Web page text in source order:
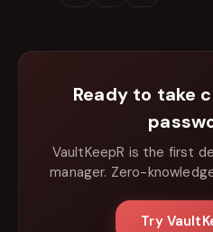
Ready to take
VaultKeepR is the first
manager. Zero-
Try